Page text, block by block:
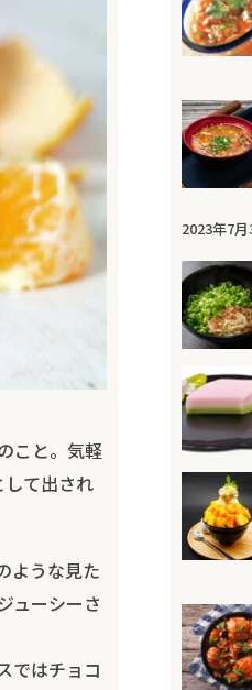
こと。気軽
て出され
ような見た
ューシーさ
ではチョコ
2023年7月